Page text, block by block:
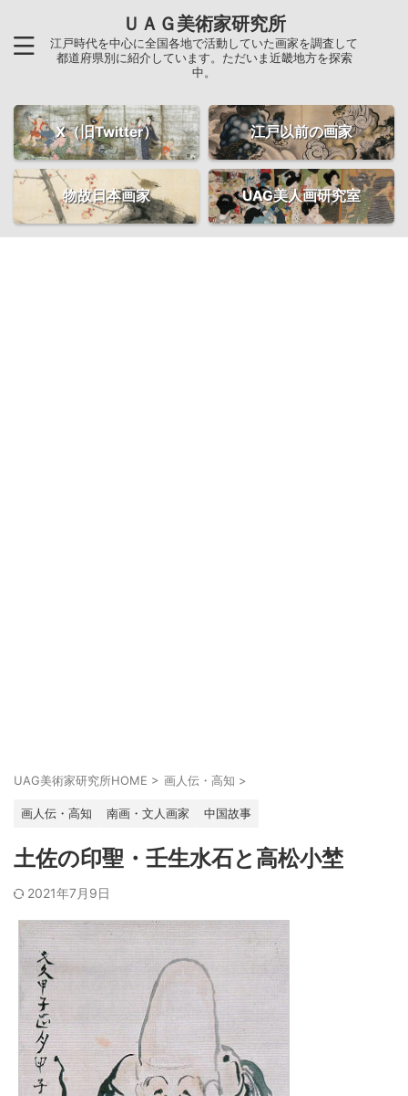
ＵＡＧ美術家研究所
江戸時代を中心に全国各地で活動していた画家を調査して
都道府県別に紹介しています。ただいま近畿地方を探索
中。
X（旧Twitter） 江戸以前の画家
物故日本画家 UAG美人画研究室
UAG美術家研究所HOME > 画人伝・高知 >
画人伝・高知 南画・文人画家 中国故事
土佐の印聖・壬生水石と高松小埜
2021年7月9日